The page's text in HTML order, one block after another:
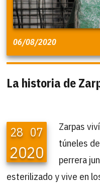
06/08/2020
La historia de
28 07
2020
Zarpas
túneles
perrera
esterilizado y vive en